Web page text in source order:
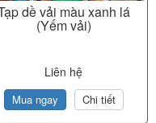
dề vải màu xanh lá
(Yếm vải)
Liên hệ
Mua ngay Chi tiết